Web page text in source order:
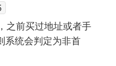
判‬为非首